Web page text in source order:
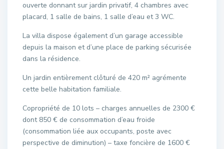
ouverte donnant sur jardin privatif, 4 chambres avec
placard, 1 salle de bains, 1 salle d’eau et 3 WC.
La villa dispose également d’un garage accessible
depuis la maison et d’une place de parking sécurisée
dans la résidence.
Un jardin entièrement clôturé de 420 m² agrémente
cette belle habitation familiale.
Copropriété de 10 lots – charges annuelles de 2300 €
dont 850 € de consommation d’eau froide
(consommation liée aux occupants, poste avec
perspective de diminution) – taxe foncière de 1600 €